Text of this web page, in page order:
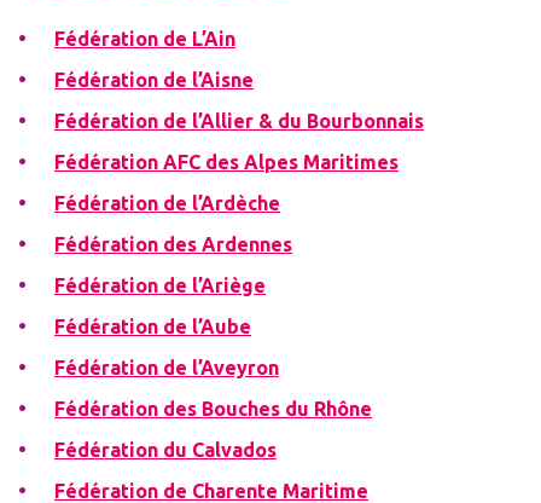
Fédération de L’Ain
Fédération de l’Aisne
Fédération de l’Allier & du Bourbonnais
Fédération AFC des Alpes Maritimes
Fédération de l’Ardèche
Fédération des Ardennes
Fédération de l’Ariège
Fédération de l’Aube
Fédération de l’Aveyron
Fédération des Bouches du Rhône
Fédération du Calvados
Fédération de Charente Maritime